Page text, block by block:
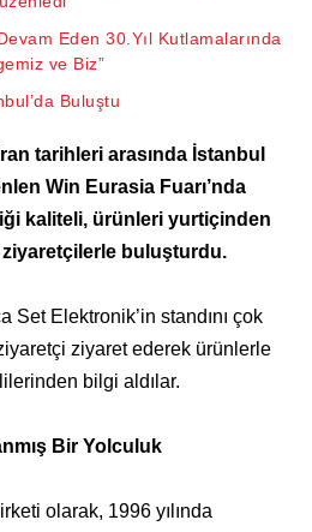
Eden 30.Yıl Kutlamalarında
ve Biz”
Buluştu
tarihleri arasında İstanbul
Win Eurasia Fuarı’nda
kaliteli, ürünleri yurtiçinden
ziyaretçilerle buluşturdu.
Set Elektronik’in standını çok
ziyaret ederek ürünlerle
bilgi aldılar.
Bir Yolculuk
olarak, 1996 yılında